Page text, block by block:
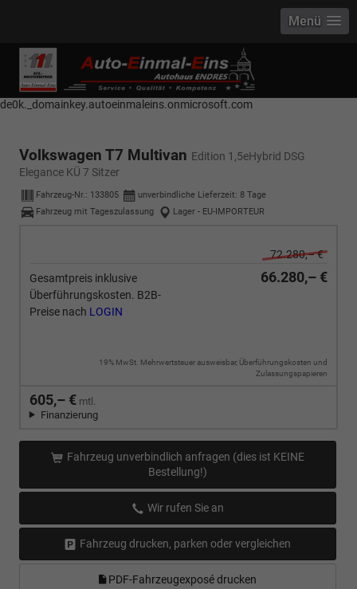
------------ Host Name : selector1._domainkey Points to address or value:
selector1-aee-de0k._domainkey.autoeinmaleins.onmicrosoft.com Host
Name : selector2._domainkey Points to address or value: selector2-aee-
de0k._domainkey.autoeinmaleins.onmicrosoft.com
Menü
Volkswagen T7 Multivan Edition 1,5eHybrid DSG
Elegance KÜ 7 Sitzer
Fahrzeug-Nr.: 133805 unverbindliche Lieferzeit: 8 Tage
Fahrzeug mit Tageszulassung
Lager - EU-IMPORTEUR
72.280,– €
Gesamtpreis inklusive
Überführungskosten. B2B-
Preise nach LOGIN
66.280,– €
19% MwSt. Mehrwertsteuer ausweisbar, Überführungskosten und
Zulassungspapieren
605,– € mtl.
Finanzierung
Fahrzeug unverbindlich anfragen (dies ist KEINE
Bestellung!)
Wir rufen Sie an
Fahrzeug drucken, parken oder vergleichen
PDF-Fahrzeugexposé drucken